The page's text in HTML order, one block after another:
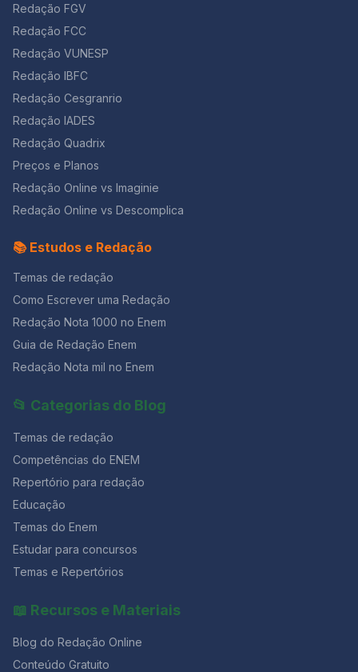
Redação FGV
Redação FCC
Redação VUNESP
Redação IBFC
Redação Cesgranrio
Redação IADES
Redação Quadrix
Preços e Planos
Redação Online vs Imaginie
Redação Online vs Descomplica
📚 Estudos e Redação
Temas de redação
Como Escrever uma Redação
Redação Nota 1000 no Enem
Guia de Redação Enem
Redação Nota mil no Enem
📂 Categorias do Blog
Temas de redação
Competências do ENEM
Repertório para redação
Educação
Temas do Enem
Estudar para concursos
Temas e Repertórios
📖 Recursos e Materiais
Blog do Redação Online
Conteúdo Gratuito